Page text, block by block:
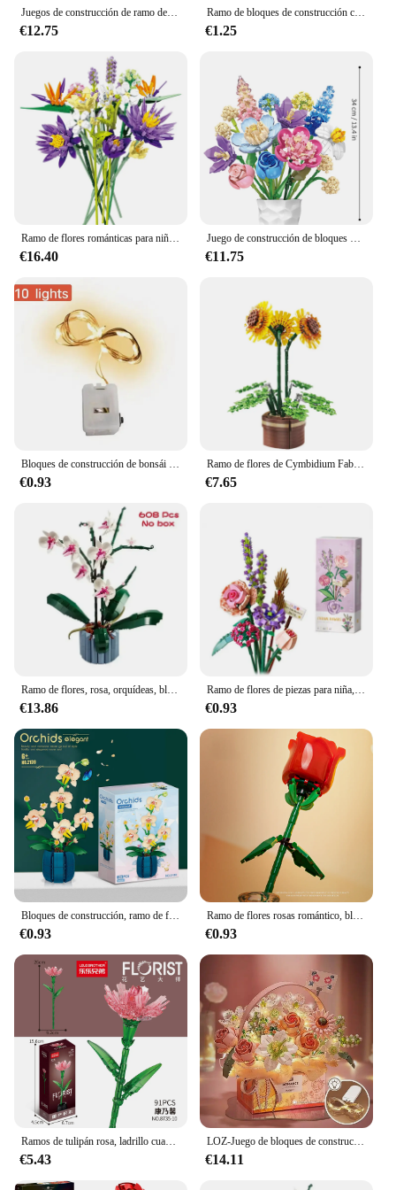
Juegos de construcción de ramo de flores de Pájaro del Paraíso, regalos para cumpleaños, San Valentín, aniversario para adultos
€12.75
Ramo de bloques de construcción creativo, regalo en maceta de plantas de flores eternas, planta en maceta de girasol rosa, juguete de bloques de construcción ensamblado
€1.25
Ramo de flores románticas para niñas, bloques de construcción, flor eterna, planta, montaje de ladrillos, decoración creativa de escritorio, regalos de juguetes, 891 piezas
€16.40
Juego de construcción de bloques de ramo de flores creativo para adultos; Construye una pieza de exhibición de ramo de bloques de construcción para el hogar o la oficina
€11.75
€0.93
Ramo de flores de Cymbidium Faberi Bonsai, planta en maceta, decoración del hogar, bloques de construcción, juguetes para niños
€7.65
€13.86 €0.93
€0.93
Ramo de flores rosas romántico, bloque de construcción, modelo eterno, montaje de planta de plástico, ladrillo, decoración del hogar, regalo de cumpleaños para el día de la madre
€0.93
€5.43
LOZ-Juego de bloques de construcción de flores para niñas, juguete de bloques de construcción de rosas, polvo mágico, ramo de flores portátil, caja de regalo, Serie de regalos, nuevo
€14.11